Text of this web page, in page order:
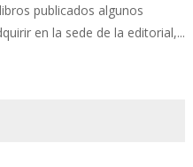
publicados algunos
en la sede de la editorial,...